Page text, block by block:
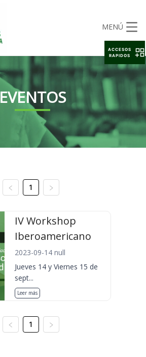
MENÚ
EVENTOS
1
IV Workshop
Iberoamericano
2023-09-14 null
Jueves 14 y Viernes 15 de
sept...
Leer más
1
ACCESOS
RAPIDOS